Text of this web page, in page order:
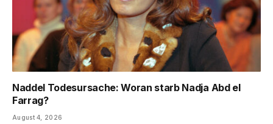
Naddel Todesursache: Woran starb Nadja Abd el
Farrag?
August 4, 2026